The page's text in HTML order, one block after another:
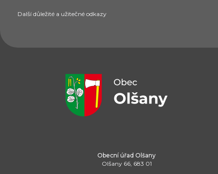
Další důležité a užitečné odkazy
Obecní úřad Olšany
Olšany 66, 683 01